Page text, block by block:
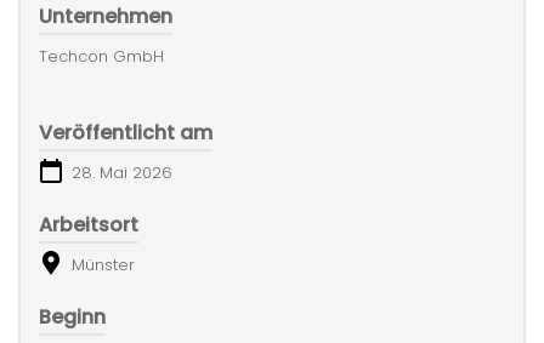
Unternehmen
Techcon GmbH
Veröffentlicht am
28. Mai 2026
Arbeitsort
Münster
Beginn